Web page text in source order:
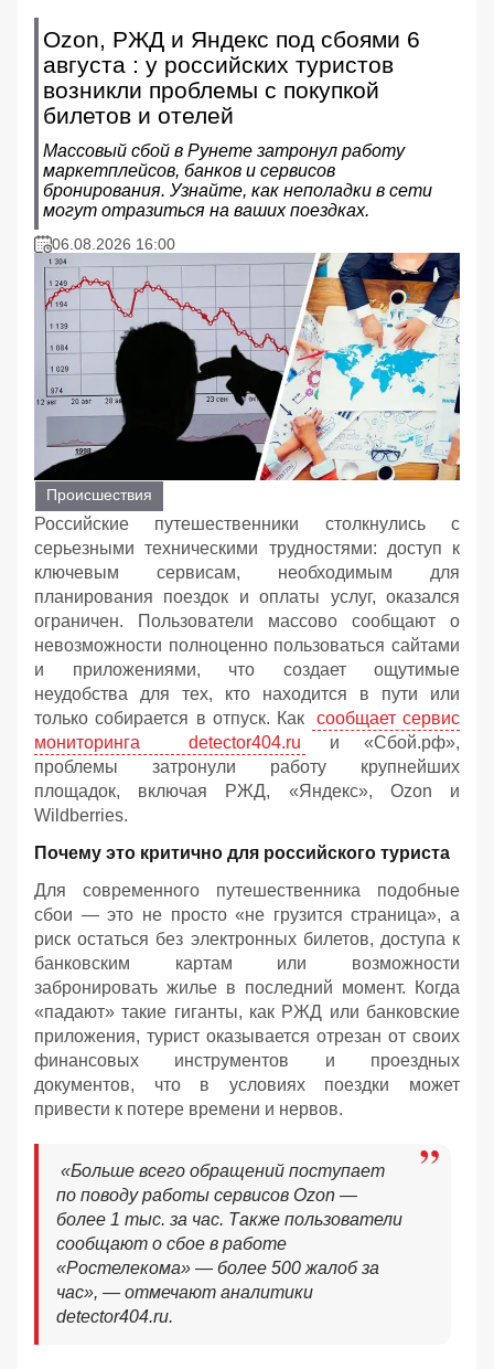
Ozon, РЖД и Яндекс под сбоями 6
августа : у российских туристов
возникли проблемы с покупкой
билетов и отелей
Массовый сбой в Рунете затронул работу
маркетплейсов, банков и сервисов
бронирования. Узнайте, как неполадки в сети
могут отразиться на ваших поездках.
06.08.2026 16:00
Происшествия
Российские путешественники столкнулись с
серьезными техническими трудностями: доступ к
ключевым сервисам, необходимым для
планирования поездок и оплаты услуг, оказался
ограничен. Пользователи массово сообщают о
невозможности полноценно пользоваться сайтами
и приложениями, что создает ощутимые
неудобства для тех, кто находится в пути или
только собирается в отпуск. Как
сообщает сервис
мониторинга detector404.ru
и «Сбой.рф»,
проблемы затронули работу крупнейших
площадок, включая РЖД, «Яндекс», Ozon и
Wildberries.
Почему это критично для российского туриста
Для современного путешественника подобные
сбои — это не просто «не грузится страница», а
риск остаться без электронных билетов, доступа к
банковским картам или возможности
забронировать жилье в последний момент. Когда
«падают» такие гиганты, как РЖД или банковские
приложения, турист оказывается отрезан от своих
финансовых инструментов и проездных
документов, что в условиях поездки может
привести к потере времени и нервов.
«Больше всего обращений поступает
по поводу работы сервисов Ozon —
более 1 тыс. за час. Также пользователи
сообщают о сбое в работе
«Ростелекома» — более 500 жалоб за
час», — отмечают аналитики
detector404.ru.